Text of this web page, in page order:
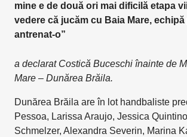
mine e de două ori mai dificilă etapa
vedere că jucăm cu Baia Mare, echipă
antrenat-o”
a declarat Costică Buceschi înainte de
Mare – Dunărea Brăila.
Dunărea Brăila are în lot handbaliste
Pessoa, Larissa Araujo, Jessica
Schmelzer, Alexandra Severin, Marina